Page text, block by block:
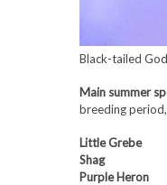
Black-tailed
Main summer
breeding
Little Grebe
Shag
Purple Heron